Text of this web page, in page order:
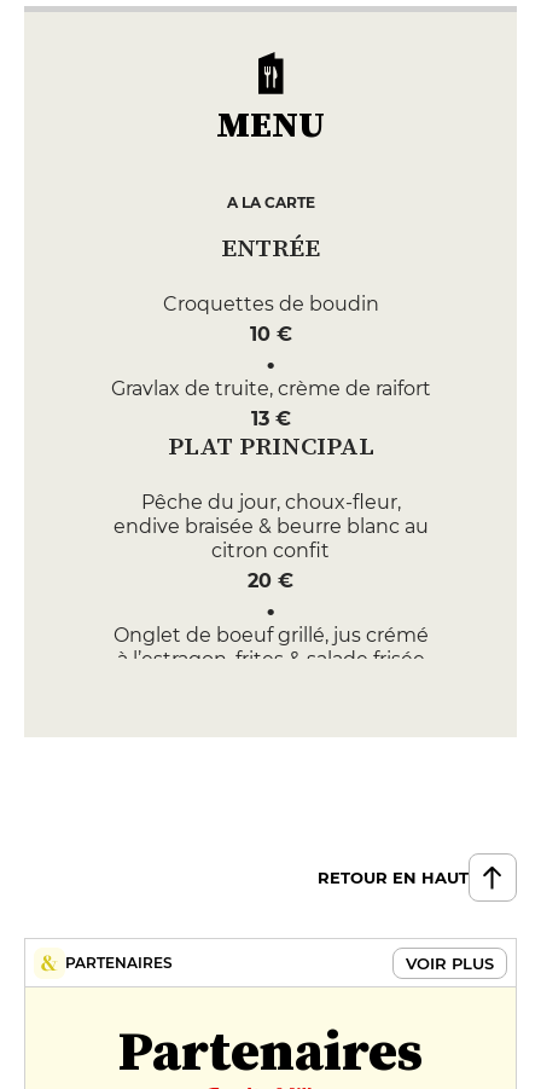
MENU
A LA CARTE
ENTRÉE
Croquettes de boudin
10 €
Gravlax de truite, crème de raifort
13 €
PLAT PRINCIPAL
Pêche du jour, choux-fleur,
endive braisée & beurre blanc au
citron confit
20 €
Onglet de boeuf grillé, jus crémé
à l’estragon, frites & salade frisée
noix de pécanRETOUR EN HAUT
PARTENAIRES VOIR PLUS
Partenaires